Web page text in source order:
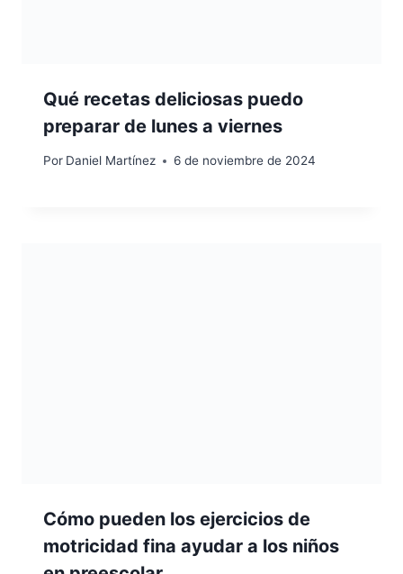
Qué recetas deliciosas puedo
preparar de lunes a viernes
Por Daniel Martínez 6 de noviembre de 2024
Cómo pueden los ejercicios de
motricidad fina ayudar a los niños